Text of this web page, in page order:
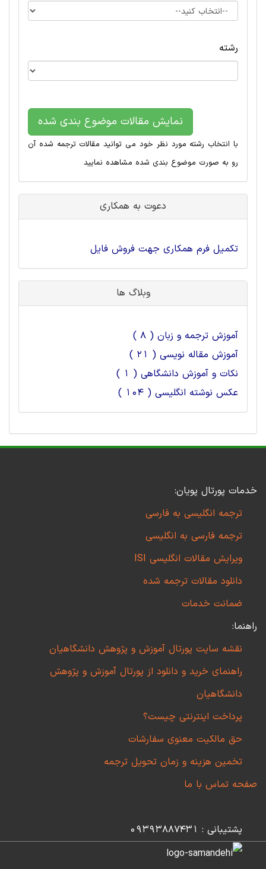
رشته
نمایش مقالات موضوع بندی شده
با انتخاب رشته مورد نظر خود می توانید مقالات ترجمه شده آن
رو به صورت موضوع بندی شده مشاهده نمایید
دعوت به همکاری
تکمیل فرم همکاری جهت فروش فایل
وبلاگ ها
آموزش ترجمه و زبان ( 8 )
آموزش مقاله نویسی ( 21 )
نکات و آموزش دانشگاهی ( 1 )
عکس نوشته انگلیسی ( 104 )
خدمات پورتال پویان:
ترجمه انگلیسی به فارسی
ترجمه فارسی به انگلیسی
ویرایش مقالات انگلیسی ISI
دانلود مقالات ترجمه شده
ضمانت خدمات
راهنما:
نقشه سایت پورتال آموزش و پژوهش دانشگاهیان
راهنمای خرید و دانلود از پورتال آموزش و پژوهش
دانشگاهیان
پرداخت اینترنتی چیست؟
حق مالکیت معنوی سفارشات
تخمین هزینه و زمان تحویل ترجمه
صفحه تماس با ما
پشتیبانی : 09393887431